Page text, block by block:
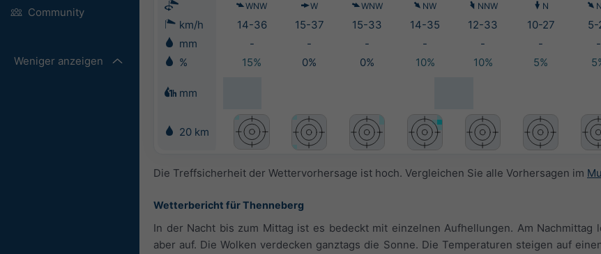
Community
Weniger anzeigen
WNW W WNW NW NNW N
km/h 14-36 15-37 15-33 14-35 12-33 10-27 5-
mm
- - - - - - -
%
15% 0% 0% 10% 10% 5%
mm
20 km
Die Treffsicherheit der Wettervorhersage ist hoch. Vergleichen Sie alle Vorhersagen im
Wetterbericht für Thenneberg
In der Nacht bis zum Mittag ist es bedeckt mit einzelnen Aufhellungen. Am Nachmittag
aber auf. Die Wolken verdecken ganztags die Sonne. Die Temperaturen steigen auf